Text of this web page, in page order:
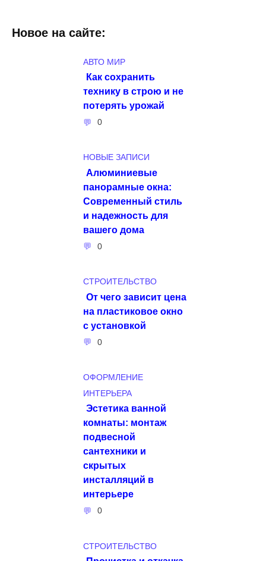
Новое на сайте:
АВТО МИР
Как сохранить
технику в строю и не
потерять урожай
0
НОВЫЕ ЗАПИСИ
Алюминиевые
панорамные окна:
Современный стиль
и надежность для
вашего дома
0
СТРОИТЕЛЬСТВО
От чего зависит цена
на пластиковое окно
с установкой
0
ОФОРМЛЕНИЕ
ИНТЕРЬЕРА
Эстетика ванной
комнаты: монтаж
подвесной
сантехники и
скрытых
инсталляций в
интерьере
0
СТРОИТЕЛЬСТВО